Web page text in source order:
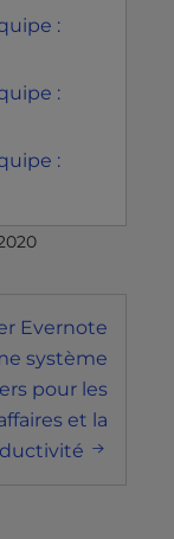
:
:
:
Evernote
système
pour les
et la